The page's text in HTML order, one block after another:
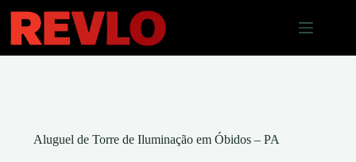
para
conteúdo
Aluguel de Torre de Iluminação em Óbidos – PA